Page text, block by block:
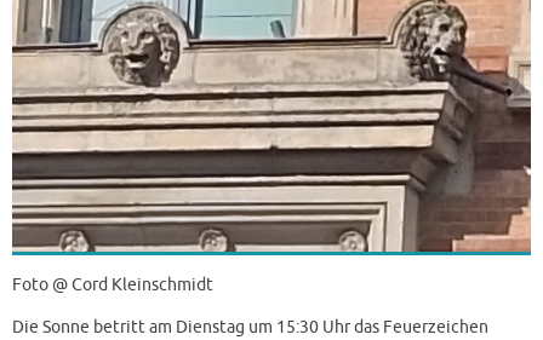
Foto @ Cord Kleinschmidt
Die Sonne betritt am Dienstag um 15:30 Uhr das Feuerzeichen